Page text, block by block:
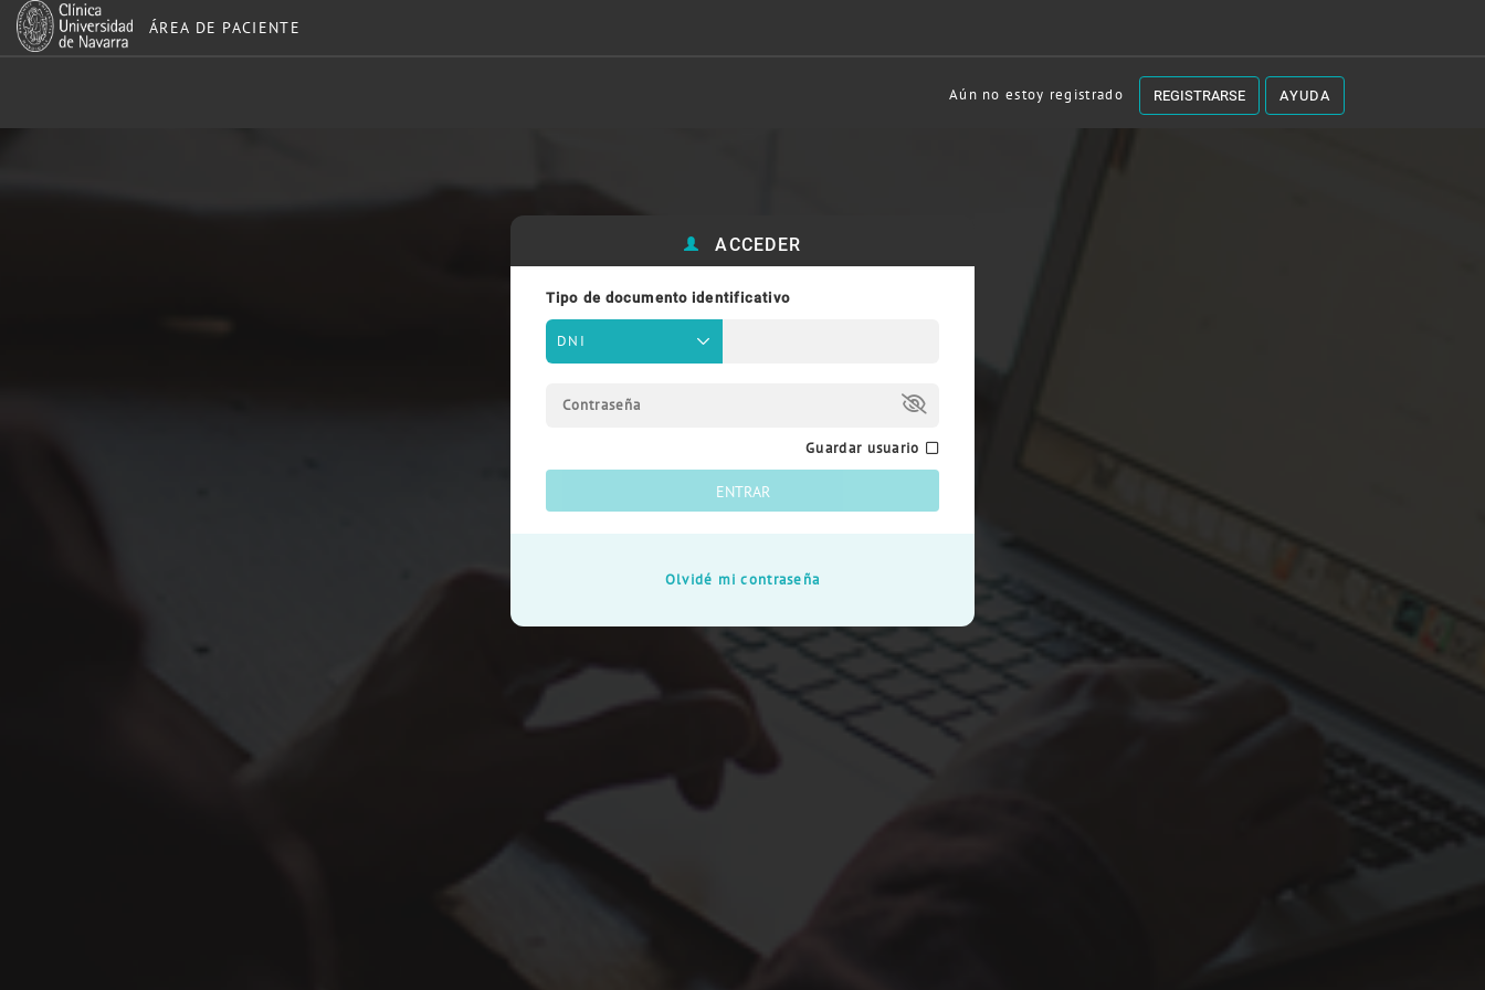
ÁREA DE PACIENTE
Aún no estoy registrado registrarse ayuda
ACCEDER
Tipo de documento identificativo
DNI
Guardar usuario
ENTRAR
Olvidé mi contraseña